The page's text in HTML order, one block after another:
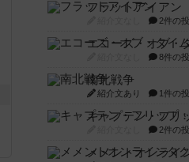
フラットアイアン
2件の
エコーズ・オブ・
8件の
南北戦争
紹介文あり 1件の
2件の